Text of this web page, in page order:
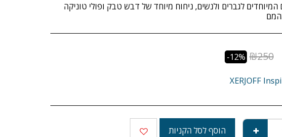
לגברים ולנשים, ניחוח מיוחד של דבש טבק ופולי טוניקה
₪250
-12%
XERJOFF
הוסף לסל הקניות